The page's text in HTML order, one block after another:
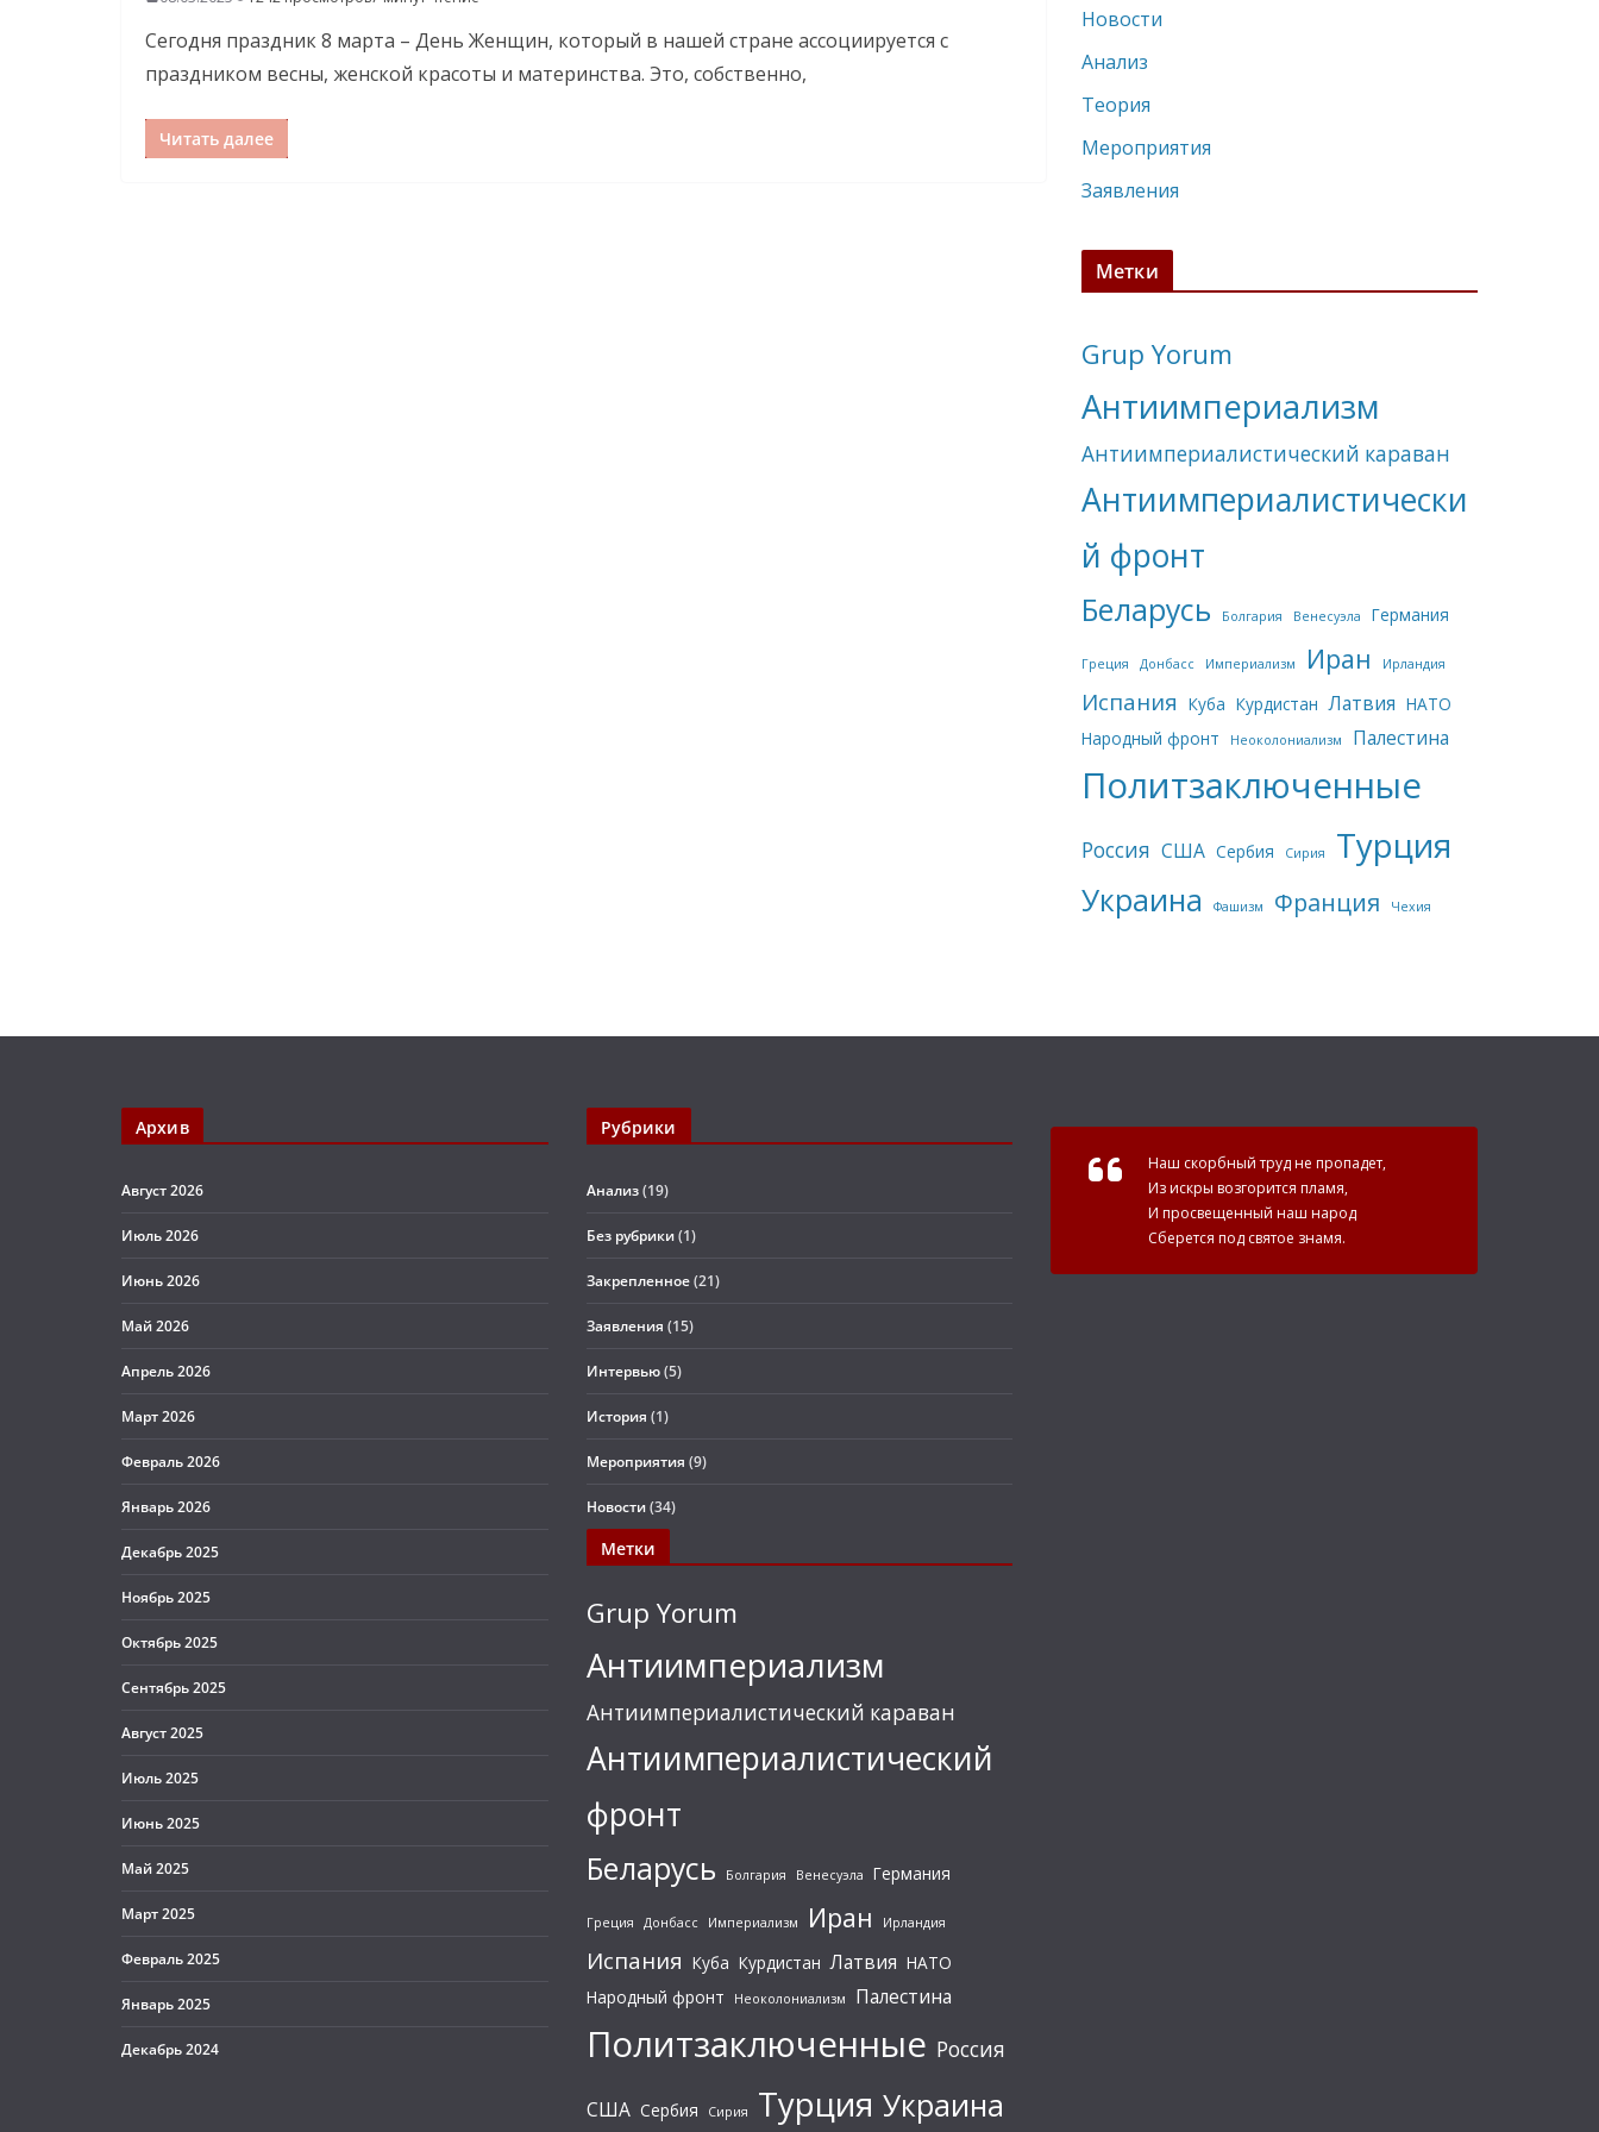
Сегодня праздник 8 марта – День Женщин, который в нашей стране ассоциируется с
праздником весны, женской красоты и материнства. Это, собственно,
Читать далее
Новости
Анализ
Теория
Мероприятия
Заявления
Метки
Grup Yorum
Антиимпериализм
Антиимпериалистический караван
Антиимпериалистически
й фронт
Беларусь Болгария Венесуэла Германия
Греция Донбасс Империализм Иран Ирландия
Испания Куба Курдистан Латвия НАТО
Народный фронт
Неоколониализм Палестина
Политзаключенные
Россия США Сербия Сирия Турция
Украина Фашизм Франция Чехия
Архив
Август 2026
Июль 2026
Июнь 2026
Май 2026
Апрель 2026
Март 2026
Февраль 2026
Январь 2026
Декабрь 2025
Ноябрь 2025
Октябрь 2025
Сентябрь 2025
Август 2025
Июль 2025
Июнь 2025
Май 2025
Март 2025
Февраль 2025
Январь 2025
Декабрь 2024
Рубрики
Анализ(19)
Без рубрики(1)
Закрепленное(21)
Заявления (15)
Интервью(5)
История (1)
Мероприятия (9)
Новости(34)
Метки
Grup Yorum
Антиимпериализм
Антиимпериалистический караван
Антиимпериалистический
фронт
Беларусь Болгария Венесуэла Германия
Греция Донбасс Империализм Иран Ирландия
Испания Куба Курдистан Латвия НАТО
Народный фронт
Неоколониализм Палестина
Политзаключенные Россия
США Сербия Сирия Турция Украина
Наш скорбный труд не пропадет,
Из искры возгорится пламя,
И просвещенный наш народ
Сберется под святое знамя.